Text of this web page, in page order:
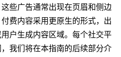
些广告通常出现在页眉和侧边
费内容采用更原生的形式，出
户生成内容区域。每个社交平
我们将在本指南的后续部分介